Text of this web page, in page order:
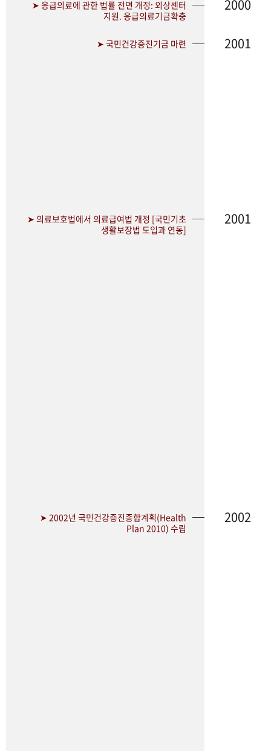
➤ 응급의료에 관한 법률 전면 개정: 외상센터
지원. 응급의료기금확충
2000
➤ 국민건강증진기금 마련 2001
➤ 의료보호법에서 의료급여법 개정 [국민기초
생활보장법 도입과 연동]
2001
➤ 2002년 국민건강증진종합계획(Health
Plan 2010) 수립
2002